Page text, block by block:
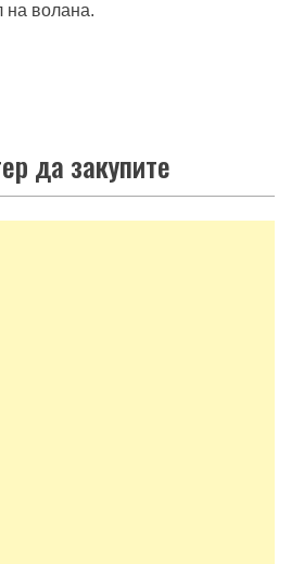
на волана.
да закупите